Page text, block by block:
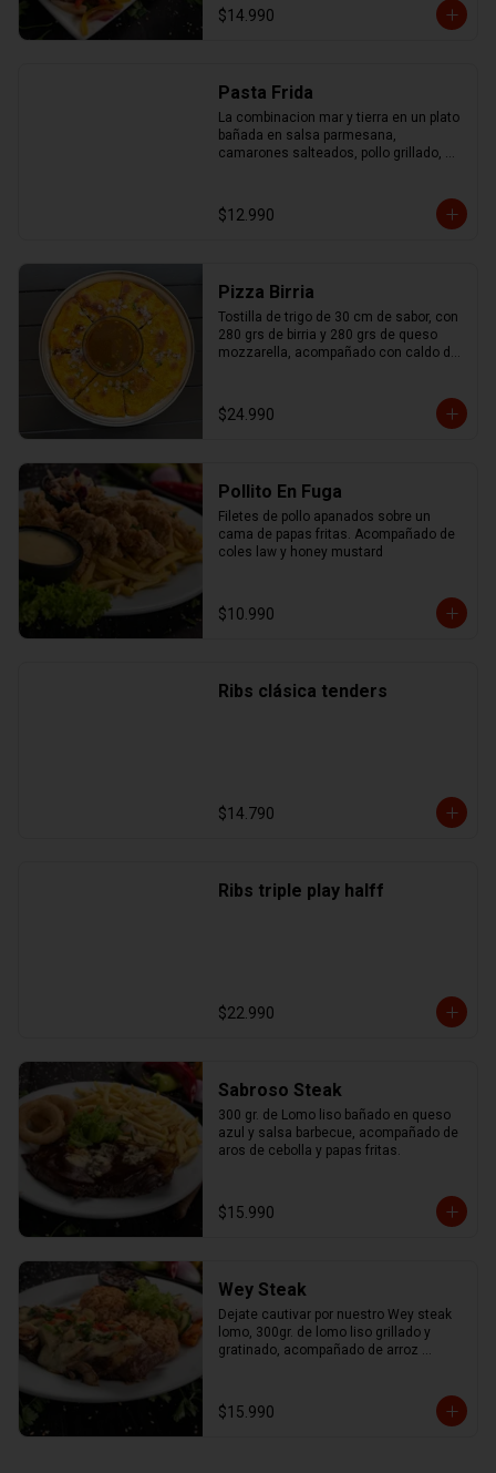
$14.990
Pasta Frida
La combinacion mar y tierra en un plato
bañada en salsa parmesana,
camarones salteados, pollo grillado,
$12.990
Pizza Birria
Tostilla de trigo de 30 cm de sabor, con
280 grs de birria y 280 grs de queso
mozzarella, acompañado con caldo de
$24.990
Pollito En Fuga
Filetes de pollo apanados sobre un
cama de papas fritas. Acompañado de
coles law y honey mustard
$10.990
Ribs clásica tenders
$14.790
Ribs triple play halff
$22.990
Sabroso Steak
300 gr. de Lomo liso bañado en queso
azul y salsa barbecue, acompañado de
aros de cebolla y papas fritas.
$15.990
Wey Steak
Dejate cautivar por nuestro Wey steak
lomo, 300gr. de lomo liso grillado y
gratinado, acompañado de arroz
$15.990